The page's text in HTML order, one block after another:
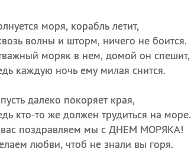
моря, корабль летит,
волны и шторм, ничего не боится.
моряк в нем, домой он спешит,
каждую ночь ему милая снится.
далеко покоряет края,
кто-то же должен трудиться на море.
поздравляем мы с ДНЕМ МОРЯКА!
любви, чтоб не знали вы горя.